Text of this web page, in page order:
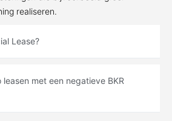
realiseren.
Lease?
leasen met een negatieve BKR